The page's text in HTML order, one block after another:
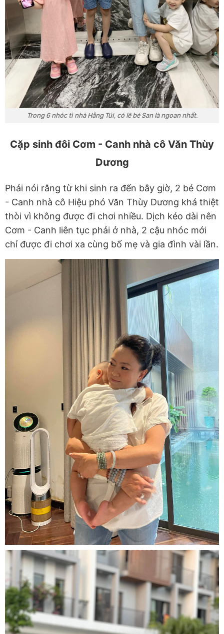
Trong 6 nhóc tì nhà Hằng Túi, có lẽ bé San là ngoan nhất.
Cặp sinh đôi Cơm - Canh nhà cô Văn Thùy
Dương
Phải nói rằng từ khi sinh ra đến bây giờ, 2 bé Cơm
- Canh nhà cô Hiệu phó Văn Thùy Dương khá thiệt
thòi vì không được đi chơi nhiều. Dịch kéo dài nên
Cơm - Canh liên tục phải ở nhà, 2 cậu nhóc mới
chỉ được đi chơi xa cùng bố mẹ và gia đình vài lần.